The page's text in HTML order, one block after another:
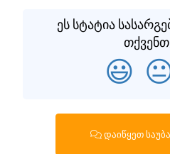
ეს სტატია
😃
დაიწყეთ